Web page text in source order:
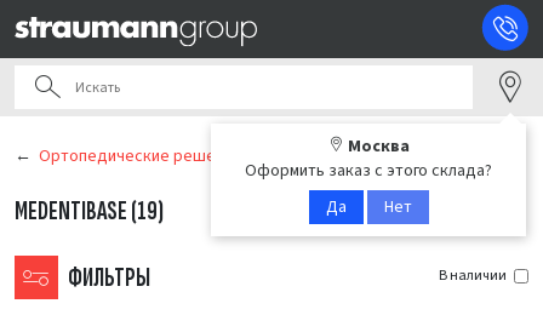
Москва
Оформить заказ с этого склада?
Да
Нет
Ортопедические решения
ФИЛЬТРЫ
MEDENTIBASE (19)
В наличии